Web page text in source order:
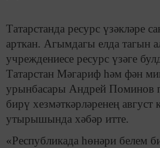
Татарстанда ресурс үзәкләре
арткан. Агымдагы елда тагын
учреждениесе ресурс үзәге
Татарстан Мәгариф һәм фән
урынбасары Андрей Поминов
бирү хезмәткәрләренең август
утырышында хәбәр итте.
«Республикада һөнәри белем